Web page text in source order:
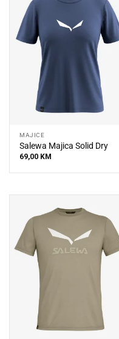
MAJICE
Salewa Majica Solid Dry
69,00 KM